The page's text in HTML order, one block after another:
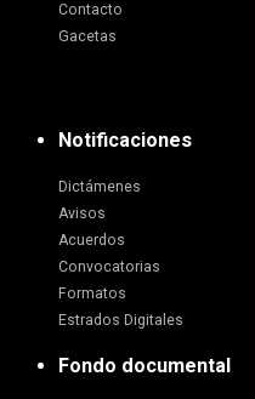
Contacto
Gacetas
Notificaciones
Dictámenes
Avisos
Acuerdos
Convocatorias
Formatos
Estrados Digitales
Fondo documental